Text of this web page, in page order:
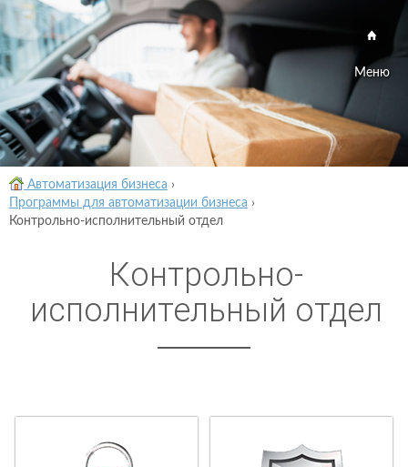
Меню
Автоматизация бизнеса ›
Программы для автоматизации бизнеса ›
Контрольно-исполнительный отдел
Контрольно-
исполнительный отдел